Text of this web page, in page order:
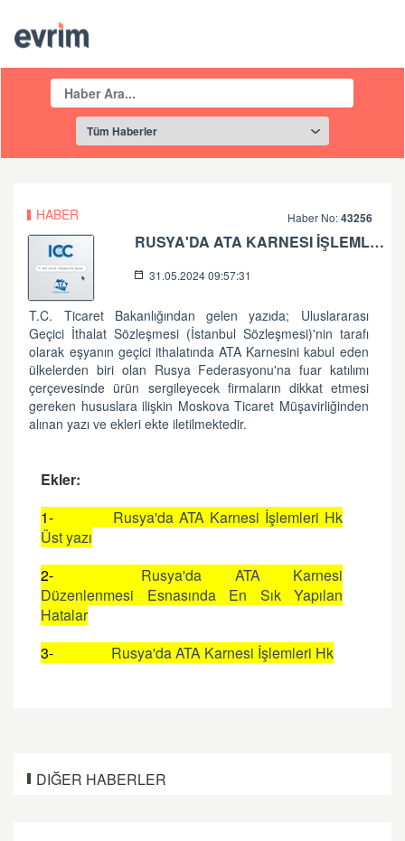
HABER Haber No:43256
RUSYA'DA ATA KARNESI İŞLEMLERI
31.05.2024 09:57:31
T.C. Ticaret Bakanlığından gelen yazıda; Uluslararası
Geçici İthalat Sözleşmesi (İstanbul Sözleşmesi)'nin tarafı
olarak eşyanın geçici ithalatında ATA Karnesini kabul eden
ülkelerden biri olan Rusya Federasyonu'na fuar katılımı
çerçevesinde ürün sergileyecek firmaların dikkat etmesi
gereken hususlara ilişkin Moskova Ticaret Müşavirliğinden
alınan yazı ve ekleri ekte iletilmektedir.
Ekler:
1-
Rusya'da ATA Karnesi İşlemleri Hk
Üst yazı
2-
Rusya'da ATA Karnesi
Düzenlenmesi Esnasında En Sık Yapılan
Hatalar
3-
Rusya'da ATA Karnesi İşlemleri Hk
DIĞER HABERLER